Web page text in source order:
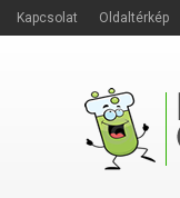
Kapcsolat Oldaltérkép